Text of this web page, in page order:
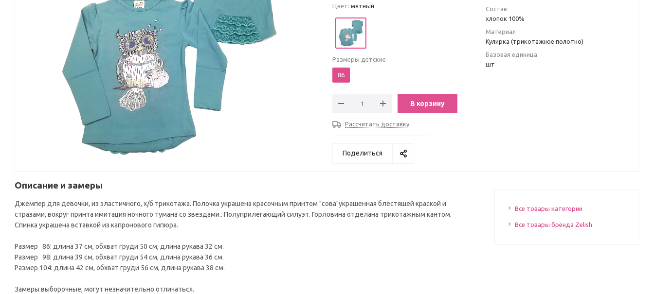
Цвет: мятный
Размеры детские
86
В корзину
Рассчитать доставку
Состав
хлопок 100%
Материал
Кулирка (трикотажное полотно)
Базовая единица
шт
Поделиться
Описание и замеры
Джемпер для девочки, из эластичного, х/б трикотажа. Полочка украшена красочным принтом "сова"украшенная блестяшей краской и
стразами, вокруг принта имитация ночного тумана со звездами.. Полуприлегающий силуэт. Горловина отделана трикотажным кантом.
Спинка украшена вставкой из капронового гипюра.
Размер 86: длина 37 см, обхват груди 50 см, длина рукава 32 см.
Размер 98: длина 39 см, обхват груди 54 см, длина рукава 36 см.
Размер 104: длина 42 см, обхват груди 56 см, длина рукава 38 см.
Замеры выборочные, могут незначительно отличаться.
Все товары категории
Все товары бренда Zelish